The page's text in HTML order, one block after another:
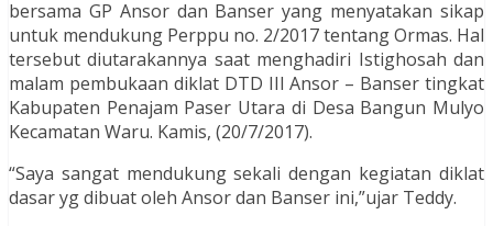
bersama GP Ansor dan Banser yang menyatakan sikap
untuk mendukung Perppu no. 2/2017 tentang Ormas. Hal
tersebut diutarakannya saat menghadiri Istighosah dan
malam pembukaan diklat DTD III Ansor – Banser tingkat
Kabupaten Penajam Paser Utara di Desa Bangun Mulyo
Kecamatan Waru. Kamis, (20/7/2017).
“Saya sangat mendukung sekali dengan kegiatan diklat
dasar yg dibuat oleh Ansor dan Banser ini,”ujar Teddy.